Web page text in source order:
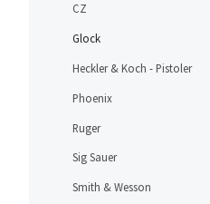
CZ
Glock
Heckler & Koch - Pistoler
Phoenix
Ruger
Sig Sauer
Smith & Wesson